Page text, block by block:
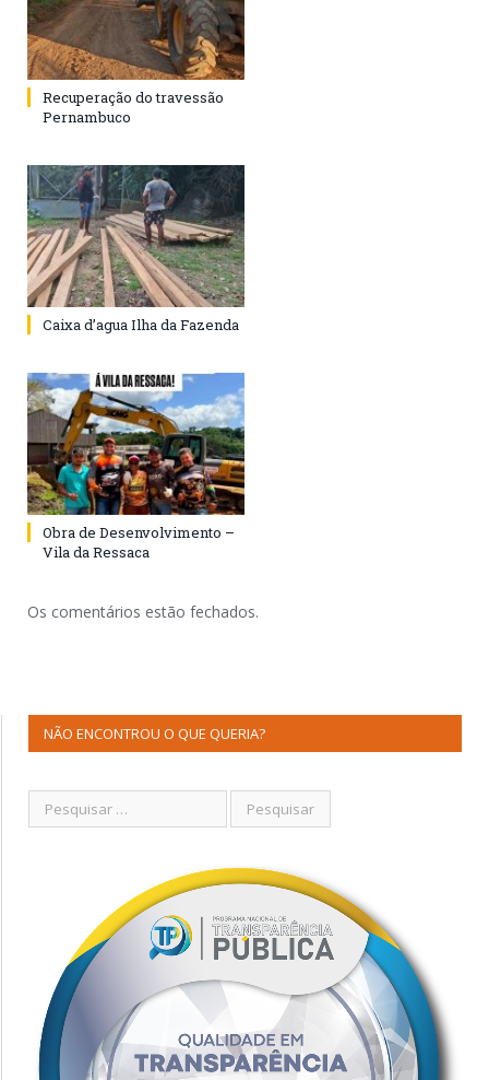
Recuperação do travessão
Pernambuco
Caixa d’agua Ilha da Fazenda
Obra de Desenvolvimento –
Vila da Ressaca
Os comentários estão fechados.
NÃO ENCONTROU O QUE QUERIA?